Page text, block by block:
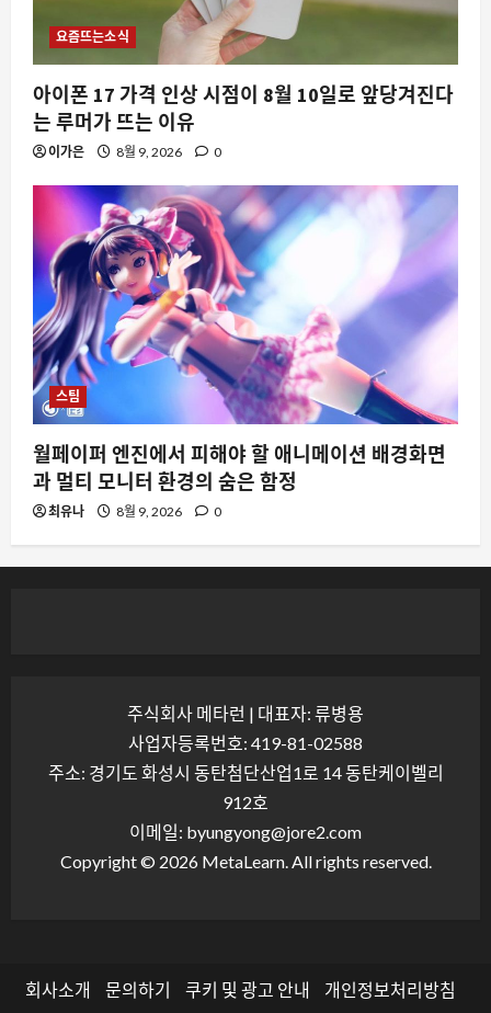
요즘뜨는소식
아이폰 17 가격 인상 시점이 8월 10일로 앞당겨진다
는 루머가 뜨는 이유
이가은 8월 9, 2026 0
스팀
월페이퍼 엔진에서 피해야 할 애니메이션 배경화면
과 멀티 모니터 환경의 숨은 함정
최유나 8월 9, 2026 0
주식회사 메타런 | 대표자: 류병용
사업자등록번호: 419-81-02588
주소: 경기도 화성시 동탄첨단산업1로 14 동탄케이벨리
912호
이메일: byungyong@jore2.com
Copyright © 2026 MetaLearn. All rights reserved.
회사소개 문의하기 쿠키 및 광고 안내 개인정보처리방침